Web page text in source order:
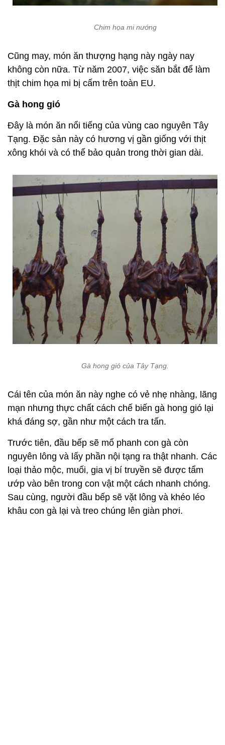
Chim họa mi nướng
Cũng may, món ăn thượng hạng này ngày nay
không còn nữa. Từ năm 2007, việc săn bắt để làm
thịt chim họa mi bị cấm trên toàn EU.
Gà hong gió
Đây là món ăn nổi tiếng của vùng cao nguyên Tây
Tạng. Đặc sản này có hương vị gần giống với thịt
xông khói và có thể bảo quản trong thời gian dài.
Gà hong gió của Tây Tạng.
Cái tên của món ăn này nghe có vẻ nhẹ nhàng, lãng
mạn nhưng thực chất cách chế biến gà hong gió lại
khá đáng sợ, gần như một cách tra tấn.
Trước tiên, đầu bếp sẽ mổ phanh con gà còn
nguyên lông và lấy phần nội tạng ra thật nhanh. Các
loại thảo mộc, muối, gia vị bí truyền sẽ được tẩm
ướp vào bên trong con vật một cách nhanh chóng.
Sau cùng, người đầu bếp sẽ vặt lông và khéo léo
khâu con gà lại và treo chúng lên giàn phơi.